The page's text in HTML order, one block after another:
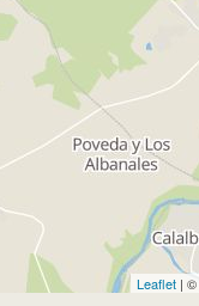
Leaflet | ©